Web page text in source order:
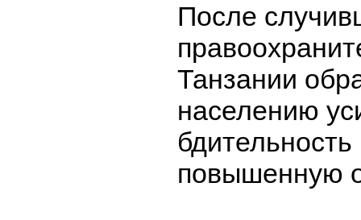
После
Танзании
населению
повышенную